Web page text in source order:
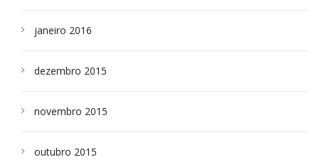
janeiro 2016
dezembro 2015
novembro 2015
outubro 2015